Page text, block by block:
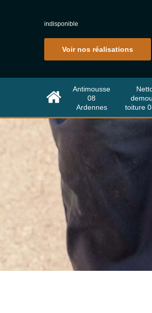
indisponible
Voir nos réalisations
Antimousse
08
Ardennes
toiture